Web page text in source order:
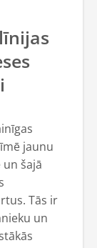
jaunu
šajā
Tās ir
un